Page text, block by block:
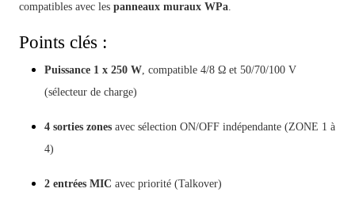
compatibles avec les panneaux muraux WPa.
Points clés :
Puissance 1 x 250 W, compatible 4/8 Ω et 50/70/100 V
(sélecteur de charge)
4 sorties zones avec sélection ON/OFF indépendante (ZONE 1 à
4)
2 entrées MIC avec priorité (Talkover)